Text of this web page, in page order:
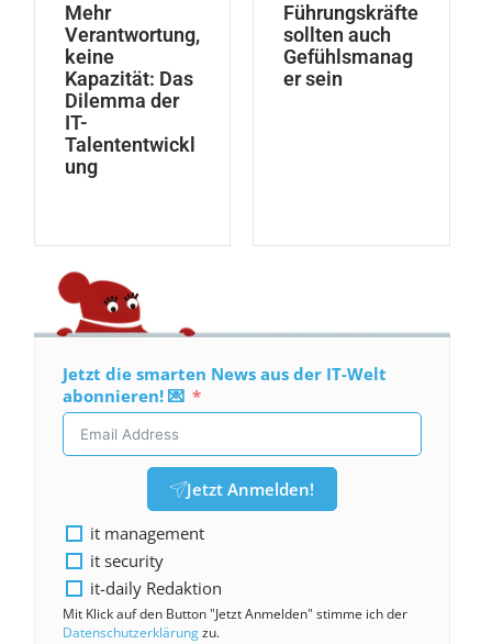
Mehr
Verantwortung,
keine
Kapazität: Das
Dilemma der
IT-
Talententwickl
ung
Führungskräfte
sollten auch
Gefühlsmanag
er sein
Jetzt die smarten News aus der IT-Welt
abonnieren! 💌
Jetzt Anmelden!
it management
it security
it-daily Redaktion
Mit Klick auf den Button "Jetzt Anmelden" stimme ich der
Datenschutzerklärungzu.